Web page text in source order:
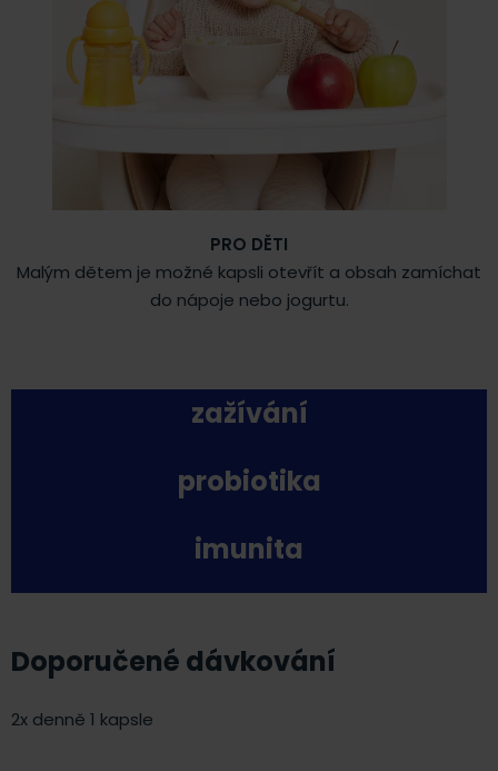
PRO DĚTI
Malým dětem je možné kapsli otevřít a obsah zamíchat
do nápoje nebo jogurtu.
zažívání
probiotika
imunita
Doporučené dávkování
2x denně 1 kapsle